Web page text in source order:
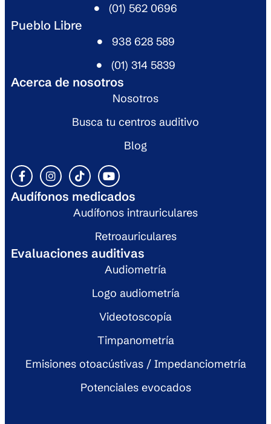
Acerca de nosotros
Nosotros
Busca tu centros auditivo
Blog
Audífonos medicados
Audífonos intrauriculares
Retroauriculares
Evaluaciones auditivas
Audiometría
Logo audiometría
Videotoscopía
Timpanometría
Emisiones otoacústivas / Impedanciometría
Potenciales evocados
(01) 562 0696​
Pueblo Libre​
938 628 589​
(01) 314 5839​